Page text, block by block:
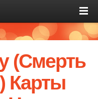
(Смерть
Карты